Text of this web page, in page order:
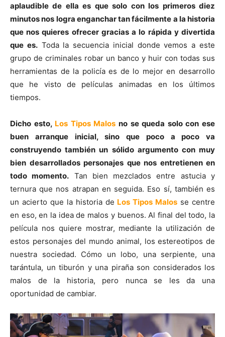
aplaudible de ella es que solo con los primeros diez
minutos nos logra enganchar tan fácilmente a la historia
que nos quieres ofrecer gracias a lo rápida y divertida
que es.Toda la secuencia inicial donde vemos a este
grupo de criminales robar un banco y huir con todas sus
herramientas de la policía es de lo mejor en desarrollo
que he visto de películas animadas en los últimos
tiempos.
Dicho esto, Los Tipos Malos no se queda solo con ese
buen arranque inicial, sino que poco a poco va
construyendo también un sólido argumento con muy
bien desarrollados personajes que nos entretienen en
todo momento. Tan bien mezclados entre astucia y
ternura que nos atrapan en seguida. Eso sí, también es
un acierto que la historia de Los Tipos Malos se centre
en eso, en la idea de malos y buenos. Al final del todo, la
película nos quiere mostrar, mediante la utilización de
estos personajes del mundo animal, los estereotipos de
nuestra sociedad. Cómo un lobo, una serpiente, una
tarántula, un tiburón y una piraña son considerados los
malos de la historia, pero nunca se les da una
oportunidad de cambiar.